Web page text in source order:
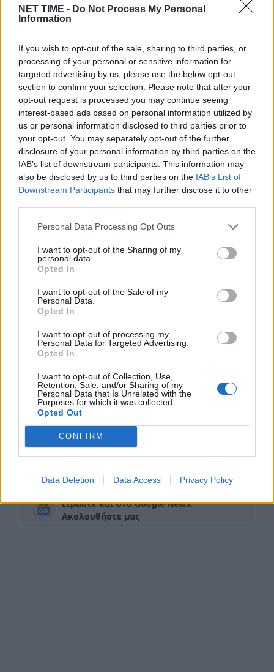
NET TIME - Do Not Process My Personal
Information
If you wish to opt-out of the sale, sharing to third parties, or
processing of your personal or sensitive information for
targeted advertising by us, please use the below opt-out
section to confirm your selection. Please note that after your
opt-out request is processed you may continue seeing
interest-based ads based on personal information utilized by
us or personal information disclosed to third parties prior to
your opt-out. You may separately opt-out of the further
disclosure of your personal information by third parties on the
IAB’s list of downstream participants. This information may
also be disclosed by us to third parties on the IAB’s List of
Downstream Participants that may further disclose it to other
Personal Data Processing Opt Outs
I want to opt-out of the Sharing of my
personal data.
Opted In
I want to opt-out of the Sale of my
Personal Data.
Opted In
I want to opt-out of processing my
Personal Data for Targeted Advertising.
Opted In
I want to opt-out of Collection, Use,
Retention, Sale, and/or Sharing of my
Personal Data that Is Unrelated with the
Purposes for which it was collected.
Opted Out
CONFIRM
Data Deletion Data Access Privacy Policy
αίσθηση κορεσμού, βοηθώντας στον
περιορισμό της υπερκατανάλωσης τροφής.
Έρευνες δείχνουν ότι συμβάλλουν στη
βελτίωση του δείκτη μάζας σώματος και
στη μείωση του λίπους, ιδιαίτερα στην
περιοχή της κοιλιάς. Επιπλέον, βοηθούν
στη ρύθμιση του σακχάρου στο αίμα και
στην καλύτερη αξιοποίηση της ενέργειας
απλή αλλά πολύτιμη προσθήκη στη
διατροφή, προσφέροντας πολλαπλά οφέλη
για την υγεία, όταν καταναλώνονται με
μέτρο στο πλαίσιο μιας ισορροπημένης
διατροφής.
απώλεια βάρους βοηθά Διάφορα
και
καρπός
Είμαστε και στο Google News:
Ακολουθήστε μας